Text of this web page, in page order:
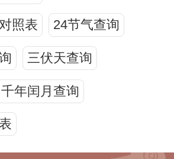
照表 24节气查询
三伏天查询
千年闰月查询